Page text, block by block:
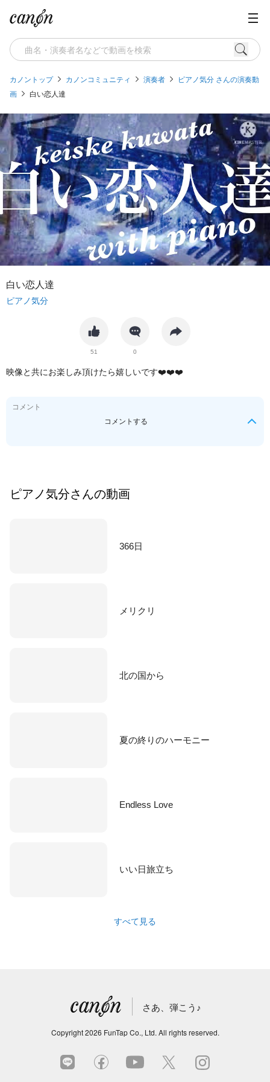
カノントップ カノンコミュニティ 演奏者
ピアノ気分 さんの演奏動
画
白い恋人達
白い恋人達
ピアノ気分
51 0
映像と共にお楽しみ頂けたら嬉しいです❤️❤️❤️
コメント
コメントする
ピアノ気分さんの動画
366日
メリクリ
北の国から
夏の終りのハーモニー
Endless Love
いい日旅立ち
すべて見る
さあ、弾こう♪
Copyright2026 FunTap Co., Ltd. All rights reserved.